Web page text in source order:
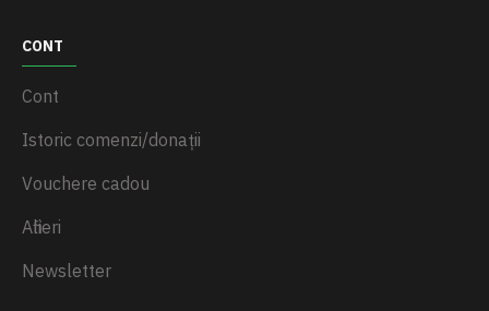
CONT
Cont
Istoric comenzi/donații
Vouchere cadou
Afilieri
Newsletter